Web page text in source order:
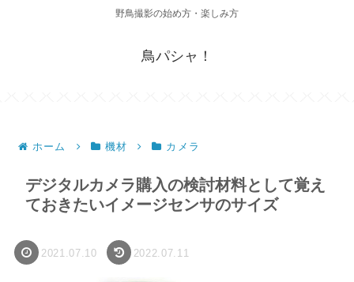
野鳥撮影の始め方・楽しみ方
鳥パシャ！
ホーム 機材 カメラ
デジタルカメラ購入の検討材料として覚え
ておきたいイメージセンサのサイズ
2021.07.10 2022.07.11